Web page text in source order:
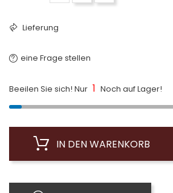
Lieferung
eine Frage stellen
Beeilen Sie sich! Nur 1 Noch auf Lager!
IN DEN WARENKORB